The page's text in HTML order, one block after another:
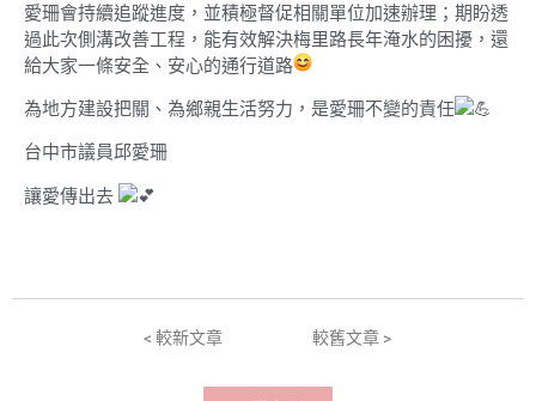
愛珊會持續追蹤進度，並積極督促相關單位加速辦理；期盼透
過此次側溝改善工程，能有效解決梅里路長年淹水的困擾，還
給大家一條安全、安心的通行道路
為地方建設把關、為鄉親生活努力，是愛珊不變的責任
台中市議員邱愛珊
讓愛傳出去
< 較新文章 較舊文章 >